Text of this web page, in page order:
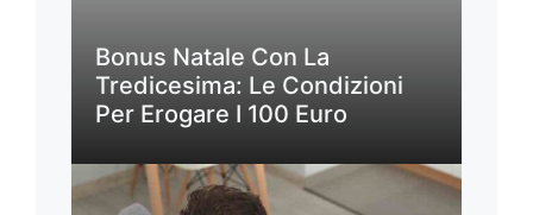
Bonus Natale Con La
Tredicesima: Le Condizioni
Per Erogare I 100 Euro